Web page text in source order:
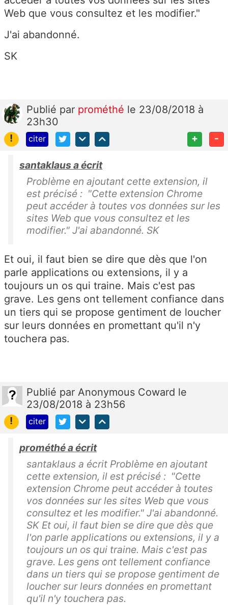
Web que vous consultez et les modifier."
J'ai abandonné.
SK
Publié par prométhé le 23/08/2018 à
23h30
!
citer + -
santaklaus a écrit
Problème en ajoutant cette extension, il
est précisé : "Cette extension Chrome
peut accéder à toutes vos données sur les
sites Web que vous consultez et les
modifier." J'ai abandonné. SK
Et oui, il faut bien se dire que dès que l'on
parle applications ou extensions, il y a
toujours un os qui traine. Mais c'est pas
grave. Les gens ont tellement confiance dans
un tiers qui se propose gentiment de loucher
sur leurs données en promettant qu'il n'y
touchera pas.
Publié par Anonymous Coward le
23/08/2018 à 23h56
!
citer
prométhé a écrit
santaklaus a écrit Problème en ajoutant
cette extension, il est précisé : "Cette
extension Chrome peut accéder à toutes
vos données sur les sites Web que vous
consultez et les modifier." J'ai abandonné.
SK Et oui, il faut bien se dire que dès que
l'on parle applications ou extensions, il y a
toujours un os qui traine. Mais c'est pas
grave. Les gens ont tellement confiance
dans un tiers qui se propose gentiment de
loucher sur leurs données en promettant
qu'il n'y touchera pas.